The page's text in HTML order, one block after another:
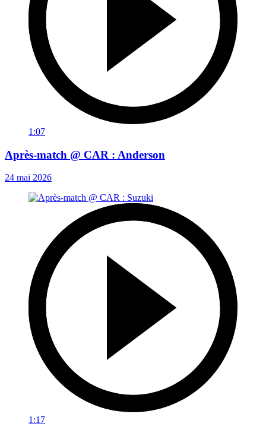
1:07
Après-match @ CAR : Anderson
24 mai 2026
1:17